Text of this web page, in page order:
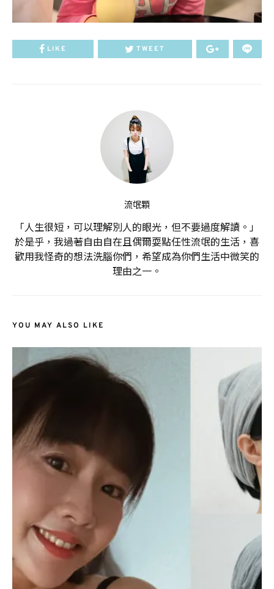
LIKE TWEET
流氓顆
「人生很短，可以理解別人的眼光，但不要過度解讀。」
於是乎，我過著自由自在且偶爾耍點任性流氓的生活，喜
歡用我怪奇的想法洗腦你們，希望成為你們生活中微笑的
理由之一。
YOU MAY ALSO LIKE